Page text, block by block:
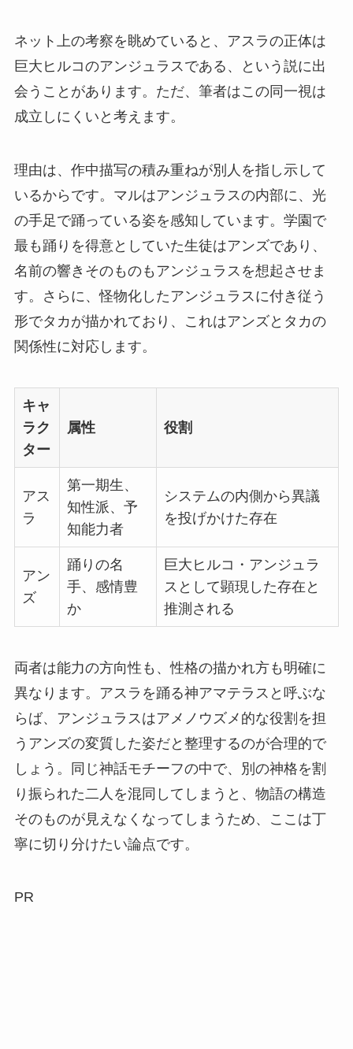
ネット上の考察を眺めていると、アスラの正体は
巨大ヒルコのアンジュラスである、という説に出
会うことがあります。ただ、筆者はこの同一視は
成立しにくいと考えます。
理由は、作中描写の積み重ねが別人を指し示して
いるからです。マルはアンジュラスの内部に、光
の手足で踊っている姿を感知しています。学園で
最も踊りを得意としていた生徒はアンズであり、
名前の響きそのものもアンジュラスを想起させま
す。さらに、怪物化したアンジュラスに付き従う
形でタカが描かれており、これはアンズとタカの
関係性に対応します。
キャ
ラク
ター
属性 役割
アス
ラ
第一期生、
知性派、予
知能力者
システムの内側から異議
を投げかけた存在
アン
ズ
踊りの名
手、感情豊
か
巨大ヒルコ・アンジュラ
スとして顕現した存在と
推測される
両者は能力の方向性も、性格の描かれ方も明確に
異なります。アスラを踊る神アマテラスと呼ぶな
らば、アンジュラスはアメノウズメ的な役割を担
うアンズの変質した姿だと整理するのが合理的で
しょう。
同じ神話モチーフの中で、別の神格を割
り振られた二人を混同してしまうと、物語の構造
そのものが見えなくなってしまう ため、ここは丁
寧に切り分けたい論点です。
PR